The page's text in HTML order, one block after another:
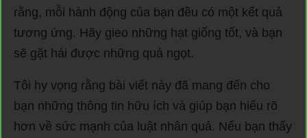
rằng, mỗi hành động của bạn đều có một kết quả
tương ứng. Hãy gieo những hạt giống tốt, và bạn
sẽ gặt hái được những quả ngọt.
Tôi hy vọng rằng bài viết này đã mang đến cho
bạn những thông tin hữu ích và giúp bạn hiểu rõ
hơn về sức mạnh của luật nhân quả. Nếu bạn thấy